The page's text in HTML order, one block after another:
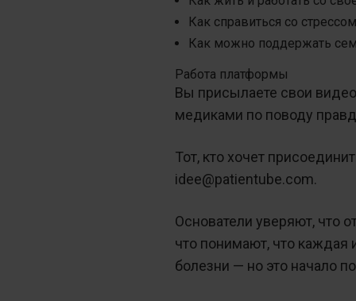
Как справиться со
Как можно поддержать
Работа платформы
Вы присылаете свои
медиками по поводу
Тот, кто хочет
idee@patientube.com.
Основатели уверяют, что
что понимают, что каждая
болезни — но это начало